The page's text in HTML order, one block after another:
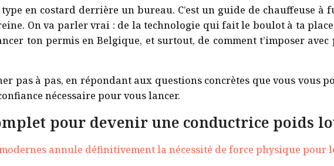
en costard derrière un bureau. C’est un guide de chauffeuse à
On va parler vrai : de la technologie qui fait le boulot à ta
ton permis en Belgique, et surtout, de comment t’imposer
pas à pas, en répondant aux questions concrètes que vous vous
nécessaire pour vous lancer.
pour devenir une conductrice poids
annule définitivement la nécessité de force physique pour